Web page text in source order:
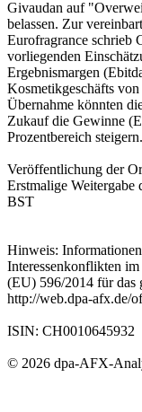
Givaudan auf
belassen. Zur
Eurofragrance schrieb
vorliegenden
Ergebnismargen
Kosmetikgeschäfts
Übernahme könnten
Zukauf die Gewinne
Prozentbereich
Veröffentlichung der
Erstmalige
BST
Hinweis:
Interessenkonflikten
(EU) 596/2014 für das
http://web.dpa-afx.de/
ISIN: CH0010645932
© 2026 dpa-AFX-